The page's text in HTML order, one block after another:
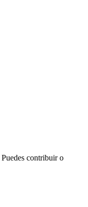
contribuir o